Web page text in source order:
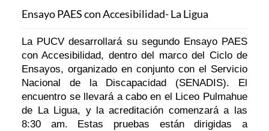
Ensayo PAES con Accesibilidad- La Ligua
La PUCV desarrollará su segundo Ensayo PAES
con Accesibilidad, dentro del marco del Ciclo de
Ensayos, organizado en conjunto con el Servicio
Nacional de la Discapacidad (SENADIS). El
encuentro se llevará a cabo en el Liceo Pulmahue
de La Ligua, y la acreditación comenzará a las
8:30 am. Estas pruebas están dirigidas a